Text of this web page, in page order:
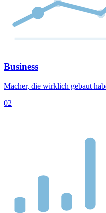
Business
Macher, die wirklich gebaut
02